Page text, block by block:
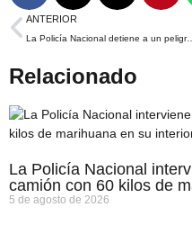
ANTERIOR
La Policía Nacional detiene a un peligroso fugitivo internacional
Relacionado
La Policía Nacional
camión con 60 kilos de
5 de agosto de 2026